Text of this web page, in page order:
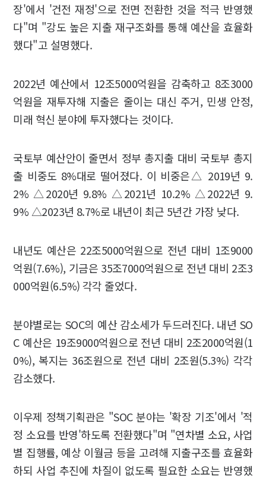
장'에서 '건전 재정'으로 전면 전환한 것을 적극 반영했
다"며 "강도 높은 지출 재구조화를 통해 예산을 효율화
했다"고 설명했다.
2022년 예산에서 12조5000억원을 감축하고 8조3000
억원을 재투자해 지출은 줄이는 대신 주거, 민생 안정,
미래 혁신 분야에 투자했다는 것이다.
국토부 예산안이 줄면서 정부 총지출 대비 국토부 총지
출 비중도 8%대로 떨어졌다. 이 비중은△ 2019년 9.
2% △2020년 9.8% △2021년 10.2% △2022년 9.
9% △2023년 8.7%로 내년이 최근 5년간 가장 낮다.
내년도 예산은 22조5000억원으로 전년 대비 1조9000
억원(7.6%), 기금은 35조7000억원으로 전년 대비 2조3
000억원(6.5%) 각각 줄었다.
분야별로는 SOC의 예산 감소세가 두드러진다. 내년 SO
C 예산은 19조9000억원으로 전년 대비 2조2000억원(1
0%), 복지는 36조원으로 전년 대비 2조원(5.3%) 각각
감소했다.
이우제 정책기획관은 "SOC 분야는 '확장 기조'에서 '적
정 소요를 반영'하도록 전환했다"며 "연차별 소요, 사업
별 집행률, 예상 이월금 등을 고려해 지출구조를 효율화
하되 사업 추진에 차질이 없도록 필요한 소요는 반영했